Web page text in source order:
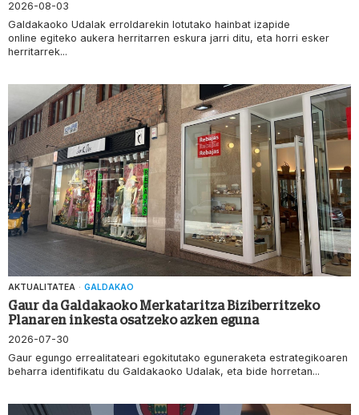
2026-08-03
Galdakaoko Udalak erroldarekin lotutako hainbat izapide
online egiteko aukera herritarren eskura jarri ditu, eta horri esker
herritarrek...
AKTUALITATEA · GALDAKAO
Gaur da Galdakaoko Merkataritza Biziberritzeko
Planaren inkesta osatzeko azken eguna
2026-07-30
Gaur egungo errealitateari egokitutako eguneraketa estrategikoaren
beharra identifikatu du Galdakaoko Udalak, eta bide horretan...